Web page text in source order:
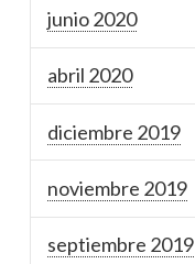
junio 2020
abril 2020
diciembre 2019
noviembre 2019
septiembre 2019